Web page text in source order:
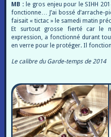
MB : le gros enjeu pour le SIHH
fonctionne… J’ai bossé d’arrache-
faisait « tictac » le samedi matin
Et surtout grosse fierté car le
expression, a fonctionné durant
en verre pour le protéger. Il
Le calibre du Garde-temps de 2014